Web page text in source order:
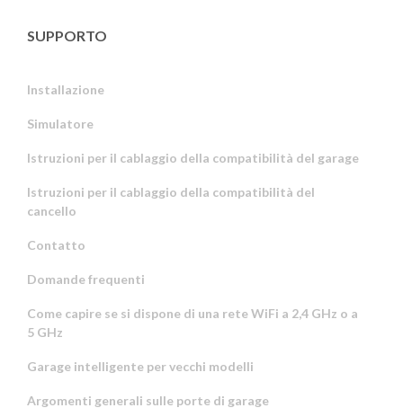
SUPPORTO
Installazione
Simulatore
Istruzioni per il cablaggio della compatibilità del garage
Istruzioni per il cablaggio della compatibilità del
cancello
Contatto
Domande frequenti
Come capire se si dispone di una rete WiFi a 2,4 GHz o a
5 GHz
Garage intelligente per vecchi modelli
Argomenti generali sulle porte di garage